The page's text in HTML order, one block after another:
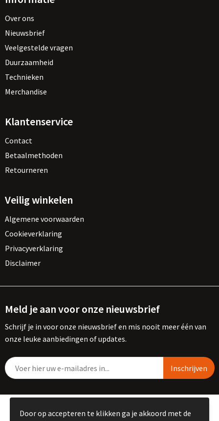
Over ons
Nieuwsbrief
Veelgestelde vragen
Duurzaamheid
Technieken
Merchandise
Klantenservice
Contact
Betaalmethoden
Retourneren
Veilig winkelen
Algemene voorwaarden
Cookieverklaring
Privacyverklaring
Disclaimer
Meld je aan voor onze nieuwsbrief
Schrijf je in voor onze nieuwsbrief en mis nooit meer één van
onze leuke aanbiedingen of updates.
© Copyright Kemme B.V. 2023
Door op accepteren te klikken ga je akkoord met de